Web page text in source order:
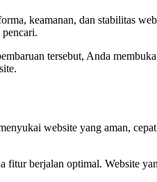
keamanan, dan stabilitas
tersebut, Anda
website yang aman,
fitur berjalan optimal. Website